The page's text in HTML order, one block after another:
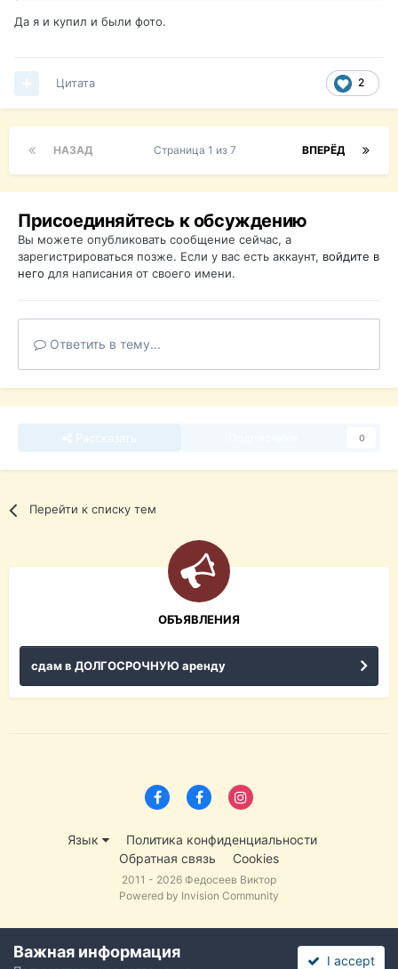
Да я и купил и были фото.
2
Цитата
НАЗАД ВПЕРЁД
Страница 1 из 7
Присоединяйтесь к обсуждению
Вы можете опубликовать сообщение сейчас, а
зарегистрироваться позже. Если у вас есть аккаунт, войдите в
него для написания от своего имени.
Ответить в тему...
0
Перейти к списку тем
ОБЪЯВЛЕНИЯ
сдам в ДОЛГОСРОЧНУЮ аренду
Язык
Политика конфиденциальности
Обратная связь
Cookies
2011 - 2026 Федосеев Виктор
Powered by Invision Community
Важная информация I accept